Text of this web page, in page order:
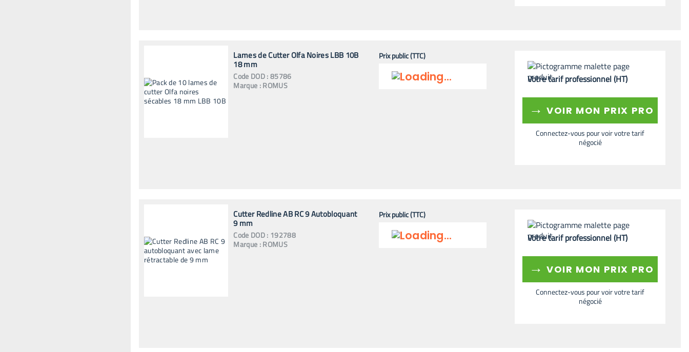
Lames de Cutter Olfa Noires LBB 10B
18 mm
Code DOD:85786
Marque :ROMUS
Prix public (TTC)
Votre tarif professionnel (HT)
→ VOIR MON PRIX PRO
Connectez-vous pour voir votre tarif
négocié
Cutter Redline AB RC 9 Autobloquant
9 mm
Code DOD: 192788
Marque :ROMUS
Prix public (TTC)
Votre tarif professionnel (HT)
→ VOIR MON PRIX PRO
Connectez-vous pour voir votre tarif
négocié